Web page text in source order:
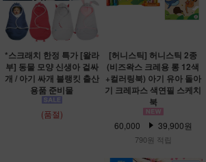
*스크래치 한정 특가 [왈라
부] 동물 모양 신생아 겉싸
개 / 아기 싸개 블랭킷 출산
용품 준비물
(품절)
[허니스틱] 허니스틱 2종
(비즈왁스 크레용 롱 12색
+컬러링북) 아기 유아 돌아
기 크레파스 색연필 스케치
북
60,000 39,900원
790원 적립